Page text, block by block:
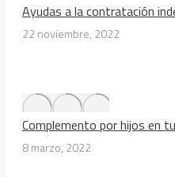
Ayudas a la contratación
22 noviembre, 2022
Complemento por hijos en
8 marzo, 2022